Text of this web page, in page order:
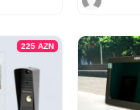
225AZN